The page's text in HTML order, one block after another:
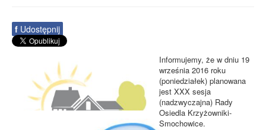
f Udostępnij
Informujemy, że w dniu 19
września 2016 roku
(poniedziałek) planowana
jest XXX sesja
(nadzwyczajna) Rady
Osiedla Krzyżowniki-
Smochowice.